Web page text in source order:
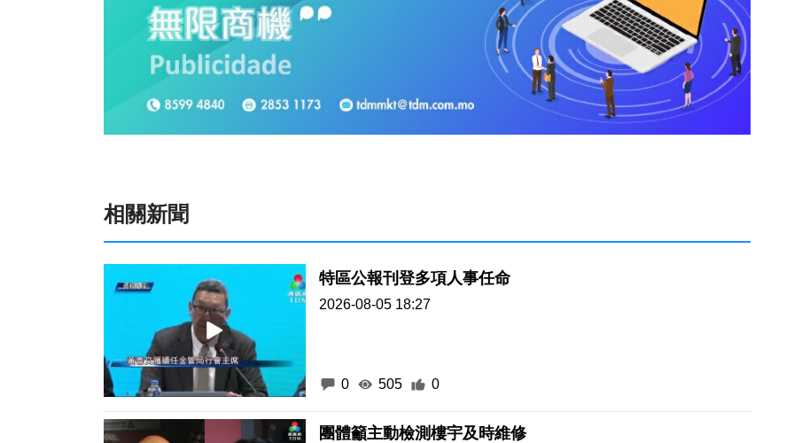
相關新聞
特區公報刊登多項人事任命
2026-08-05 18:27
0 505 0
團體籲主動檢測樓宇及時維修